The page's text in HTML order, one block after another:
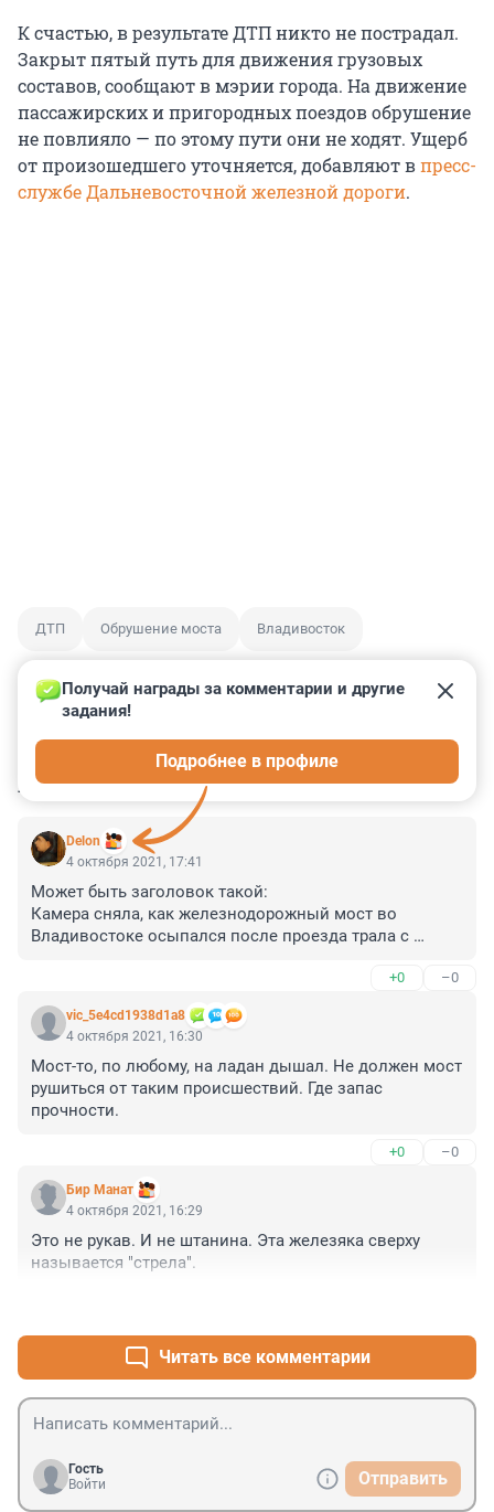
К счастью, в результате ДТП никто не пострадал.
Закрыт пятый путь для движения грузовых
составов, сообщают в мэрии города. На движение
пассажирских и пригородных поездов обрушение
не повлияло — по этому пути они не ходят. Ущерб
от произошедшего уточняется, добавляют впресс-
службе Дальневосточной железной дороги.
ДТП Обрушение моста Владивосток
КОММЕНТАРИИ 10
Delon
Получай награды за комментарии и другие
задания!
Подробнее в профиле
4 октября 2021, 17:41
Может быть заголовок такой:
Камера сняла, как железнодорожный мост во
Владивостоке осыпался после проезда трала с
+0 –0
vic_5e4cd1938d1a8
4 октября 2021, 16:30
Мост-то, по любому, на ладан дышал. Не должен мост
рушиться от таким происшествий. Где запас
прочности.
+0 –0
Бир Манат
4 октября 2021, 16:29
Это не рукав. И не штанина. Эта железяка сверху
называется "стрела".
Читать все комментарии
Гость
Войти
Отправить